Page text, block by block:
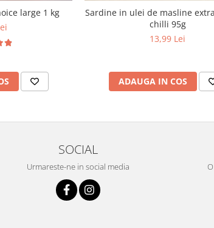
large 1 kg
Sardine in ulei de masline
chilli 95g
13,99 Lei
ADAUGA IN COS
SOCIAL
Urmareste-ne in social media